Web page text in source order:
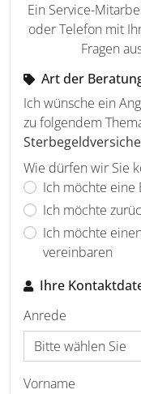
Ein Service-
oder Telefon mit
Fragen
Art der
Ich wünsche ein
zu folgendem
Wie dürfen wir Sie
Ich möchte eine
Ich möchte
Ich möchte
vereinbaren
Ihre
Anrede
Vorname